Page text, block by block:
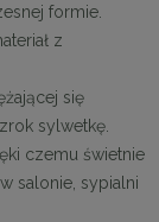
formie.
z
się
sylwetkę.
czemu świetnie
salonie, sypialni